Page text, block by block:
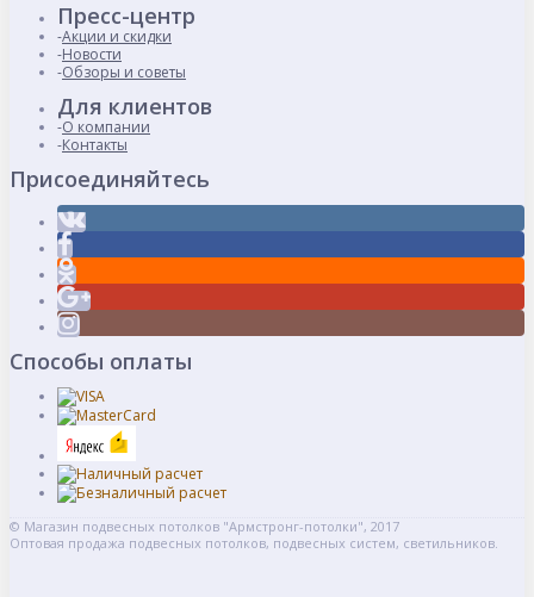
Пресс-центр
Акции и скидки
Новости
Обзоры и советы
Для клиентов
О компании
Контакты
Присоединяйтесь
Способы оплаты
© Магазин подвесных потолков "Армстронг-потолки", 2017
Оптовая продажа подвесных потолков, подвесных систем, светильников.